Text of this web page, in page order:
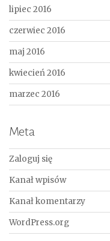
lipiec 2016
czerwiec 2016
maj 2016
kwiecień 2016
marzec 2016
Meta
Zaloguj się
Kanał wpisów
Kanał komentarzy
WordPress.org